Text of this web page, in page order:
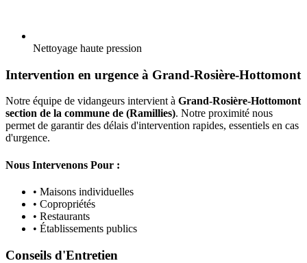
Nettoyage haute pression
Intervention en urgence à Grand-Rosière-Hottomont
Notre équipe de vidangeurs intervient à Grand-Rosière-Hottomont
section de la commune de (Ramillies). Notre proximité nous
permet de garantir des délais d'intervention rapides, essentiels en cas
d'urgence.
Nous Intervenons Pour :
• Maisons individuelles
• Copropriétés
• Restaurants
• Établissements publics
Conseils d'Entretien